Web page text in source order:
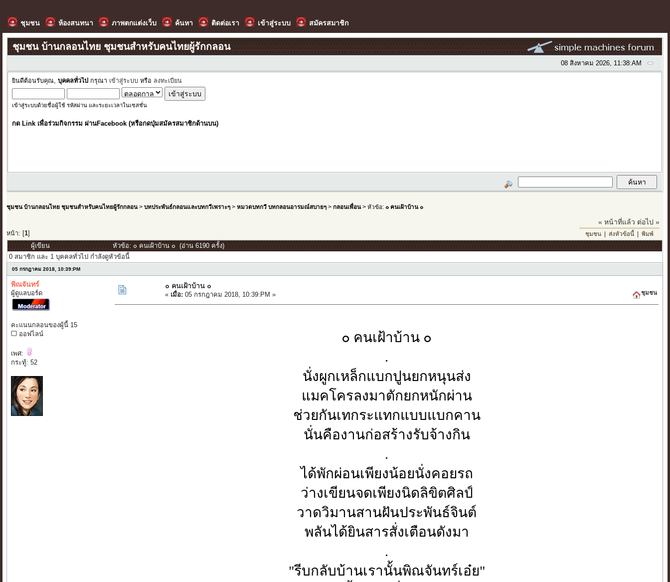
ชุมชน ห้องสนทนา ภาพตกแต่งเว็บ ค้นหา ติดต่อเรา เข้าสู่ระบบ สมัครสมาชิก
ชุมชน บ้านกลอนไทย ชุมชนสำหรับคนไทยผู้รักกลอน
08 สิงหาคม 2026, 11:38:AM
ยินดีต้อนรับคุณ,บุคคลทั่วไป กรุณา เข้าสู่ระบบ หรือ ลงทะเบียน
เข้าสู่ระบบด้วยชื่อผู้ใช้ รหัสผ่าน และระยะเวลาในเซสชั่น
กด Link เพื่อร่วมกิจกรรม ผ่านFacebook (หรือกดปุ่มสมัครสมาชิกด้านบน)
ชุมชน บ้านกลอนไทย ชุมชนสำหรับคนไทยผู้รักกลอน >บทประพันธ์กลอนและบทกวีเพราะๆ >หมวดบทกวี บทกลอนอารมณ์สบายๆ >กลอนเพื่อน > หัวข้อ: ๐ คนเฝ้าบ้าน ๐
หน้า: [1
« หน้าที่แล้ว ต่อไป »
ชุมชน| ส่งหัวข้อนี้| พิมพ์
ผู้เขียน
หัวข้อ: ๐ คนเฝ้าบ้าน ๐ (อ่าน 6190 ครั้ง)
0 สมาชิก และ 1 บุคคลทั่วไป กำลังดูหัวข้อนี้
05 กรกฎาคม 2018, 10:39:PM
พิณจันทร์
ผู้ดูแลบอร์ด
คะแนนกลอนของผู้นี้ 15
ออฟไลน์
เพศ:
กระทู้: 52
๐ คนเฝ้าบ้าน ๐
« เมื่อ: 05 กรกฎาคม 2018, 10:39:PM » ชุมชน
๐ คนเฝ้าบ้าน ๐
.
นั่งผูกเหล็กแบกปูนยกหนุนส่ง
แมคโครลงมาตักยกหนักผ่าน
ช่วยกันเทกระแทกแบบแบกคาน
นั่นคืองานก่อสร้างรับจ้างกิน
.
ได้พักผ่อนเพียงน้อยนั่งคอยรถ
ว่างเขียนจดเพียงนิดลิขิตศิลป์
วาดวิมานสานฝันประพันธ์จินต์
พลันได้ยินสารสั่งเตือนดังมา
.
"รีบกลับบ้านเรานั้นพิณจันทร์เอ๋ย"